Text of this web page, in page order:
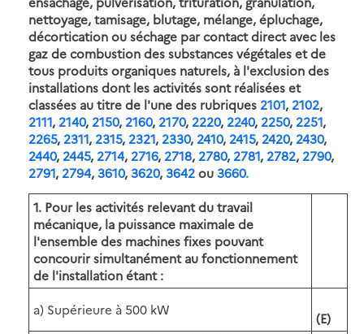
nettoyage, tamisage, blutage, mélange, épluchage,
décortication ou séchage par contact direct avec les
gaz de combustion des substances végétales et de
tous produits organiques naturels, à l'exclusion des
installations dont les activités sont réalisées et
classées au titre de l'une des rubriques 2101, 2102,
2111, 2140, 2150, 2160, 2170, 2220, 2240, 2250, 2251,
2265, 2311, 2315, 2321, 2330, 2410, 2415, 2420, 2430,
2440, 2445, 2714, 2716, 2718, 2780, 2781, 2782, 2790,
2791, 2794,3610,3620,3642ou3660.
1. Pour les activités relevant du travail
mécanique, la puissance maximale de
l'ensemble des machines fixes pouvant
concourir simultanément au fonctionnement
de l'installation étant :
a) Supérieure à 500 kW
(E)